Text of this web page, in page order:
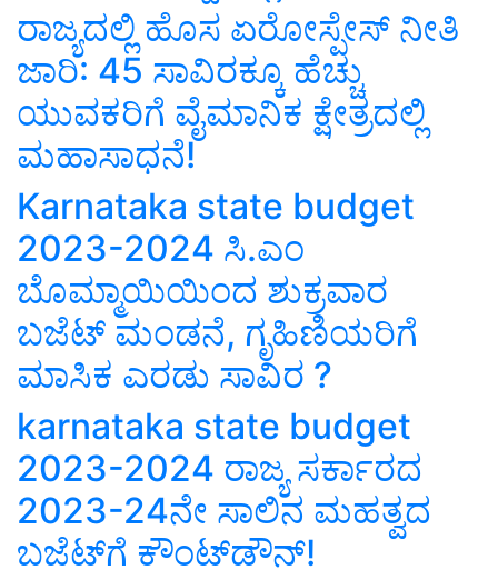
ರಾಜ್ಯದಲ್ಲಿ ಹೊಸ ಏರೋಸ್ಪೇಸ್‌ ನೀತಿ
ಜಾರಿ: 45 ಸಾವಿರಕ್ಕೂ ಹೆಚ್ಚು
ಯುವಕರಿಗೆ ವೈಮಾನಿಕ ಕ್ಷೇತ್ರದಲ್ಲಿ
ಮಹಾಸಾಧನೆ!
Karnataka state budget
2023-2024 ಸಿ.ಎಂ
ಬೊಮ್ಮಾಯಿಯಿಂದ ಶುಕ್ರವಾರ
ಬಜೆಟ್‌ ಮಂಡನೆ, ಗೃಹಿಣಿಯರಿಗೆ
ಮಾಸಿಕ ಎರಡು ಸಾವಿರ ?
karnataka state budget
2023-2024 ರಾಜ್ಯ ಸರ್ಕಾರದ
2023-24ನೇ ಸಾಲಿನ ಮಹತ್ವದ
ಬಜೆಟ್‌ಗೆ ಕೌಂಟ್‌ಡೌನ್‌!